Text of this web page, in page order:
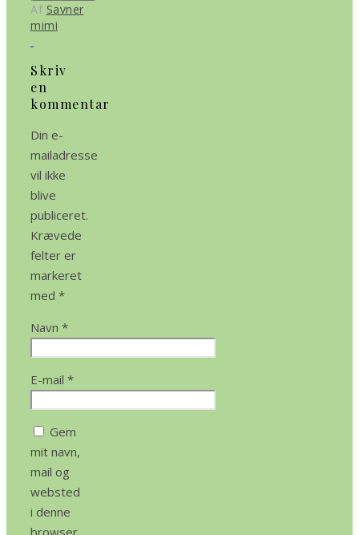
Af Savner
mimi
Skriv
en
kommentar
Din e-
mailadresse
vil ikke
blive
publiceret.
Krævede
felter er
markeret
med *
Navn *
E-mail *
Gem
mit navn,
mail og
websted
i denne